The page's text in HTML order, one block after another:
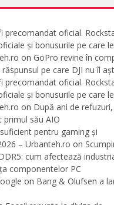
precomandat oficial.
și bonusurile pe care le
on GoPro revine în
pe care DJI nu îl
precomandat oficial.
și bonusurile pe care le
on După ani de
primul său AIO
pentru gaming și
– Urbanteh.ro on
cum afectează
componentelor PC
on Bang & Olufsen a